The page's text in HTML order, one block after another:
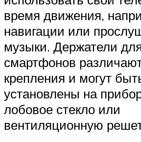
время движения,
навигации или
музыки. Держатели
смартфонов
крепления и могут
установлены на
лобовое стекло или
вентиляционную